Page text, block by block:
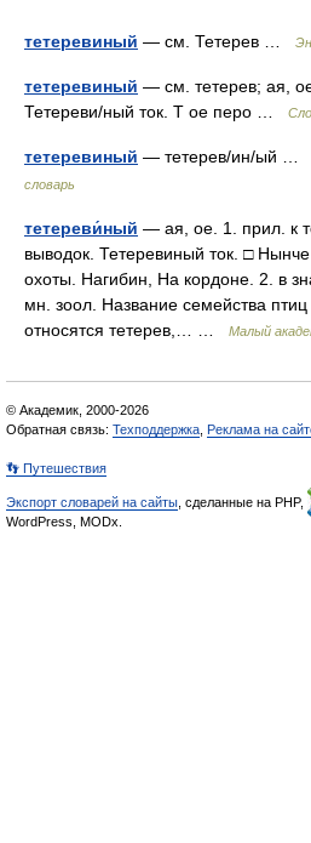
тетеревиный — см. Тетерев …
тетеревиный — см. тетерев; ая,
Тетереви/ный ток. Т ое перо …
тетеревиный — тетерев/ин/ый …
словарь
тетереви́ный — ая, ое. 1. прил. к
выводок. Тетеревиный ток. □
охоты. Нагибин, На кордоне. 2. в
мн. зоол. Название семейства
относятся тетерев,… …
Малый
© Академик, 2000-2026
Обратная связь: Техподдержка Реклама на
👣 Путешествия
Экспорт словарей на сайты , сделанные на PHP,
WordPress, MODx.